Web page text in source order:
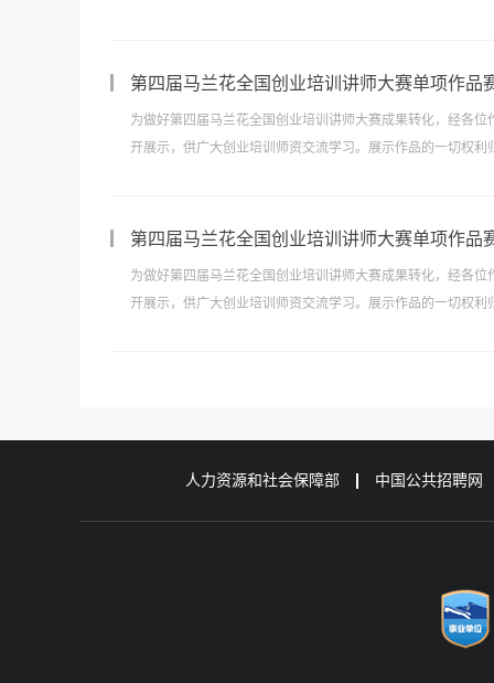
第四届马兰花全国创业培训讲师大赛单项作品
为做好第四届马兰花全国创业培训讲师大赛成果转化，经各
开展示，供广大创业培训师资交流学习。展示作品的一切权
第四届马兰花全国创业培训讲师大赛单项作品
为做好第四届马兰花全国创业培训讲师大赛成果转化，经各
开展示，供广大创业培训师资交流学习。展示作品的一切权
人力资源和社会保障部 中国公共招聘网